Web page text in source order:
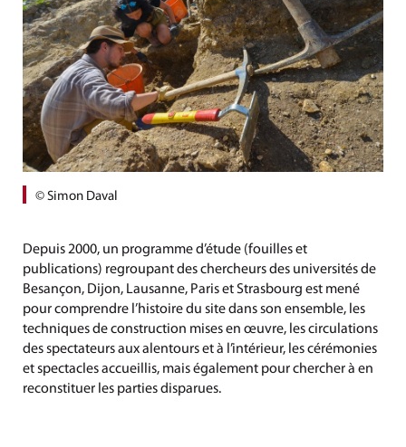
© Simon Daval
Depuis 2000, un programme d’étude (fouilles et
publications) regroupant des chercheurs des universités de
Besançon, Dijon, Lausanne, Paris et Strasbourg est mené
pour comprendre l’histoire du site dans son ensemble, les
techniques de construction mises en œuvre, les circulations
des spectateurs aux alentours et à l’intérieur, les cérémonies
et spectacles accueillis, mais également pour chercher à en
reconstituer les parties disparues.